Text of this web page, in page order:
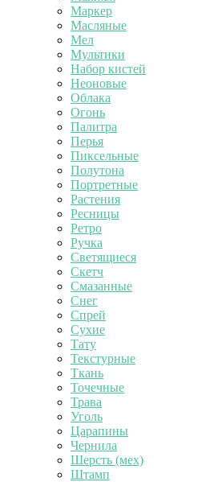
Маркер
Масляные
Мел
Мультики
Набор кистей
Неоновые
Облака
Огонь
Палитра
Перья
Пиксельные
Полутона
Портретные
Растения
Ресницы
Ретро
Ручка
Светящиеся
Скетч
Смазанные
Снег
Спрей
Сухие
Тату
Текстурные
Ткань
Точечные
Трава
Уголь
Царапины
Чернила
Шерсть (мех)
Штамп